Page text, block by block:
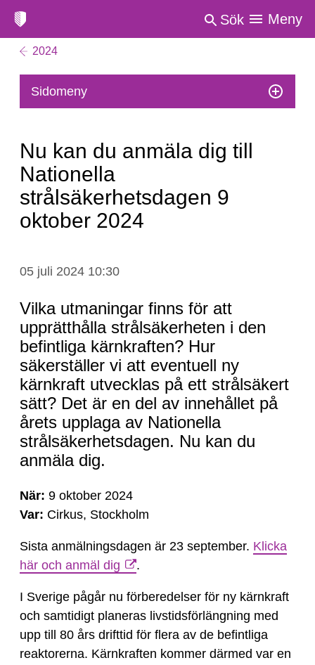
Sök Meny
2024
Sidomeny
Nu kan du anmäla dig till
Nationella
strålsäkerhetsdagen 9
oktober 2024
Nu
kan
du
anmäla
dig
till
Nationella
strålsäkerhetsdagen
9
oktober
2024
05 juli 2024 10:30
Vilka utmaningar finns för att
upprätthålla strålsäkerheten i den
befintliga kärnkraften? Hur
säkerställer vi att eventuell ny
kärnkraft utvecklas på ett strålsäkert
sätt? Det är en del av innehållet på
årets upplaga av Nationella
strålsäkerhetsdagen. Nu kan du
anmäla dig.
När: 9 oktober 2024
Var: Cirkus, Stockholm
Sista anmälningsdagen är 23 september. Klicka
här och anmäl dig
.
I Sverige pågår nu förberedelser för ny kärnkraft
och samtidigt planeras livstidsförlängning med
upp till 80 års drifttid för flera av de befintliga
reaktorerna. Kärnkraften kommer därmed var en